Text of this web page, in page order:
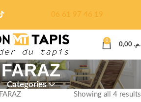
06 61 97 46 19
0
FARAZ
Categories
FARAZ Showing all 4 results